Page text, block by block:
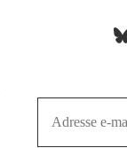
Bluesky